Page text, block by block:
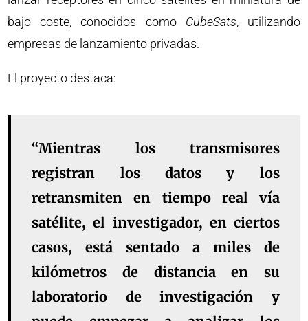
bajo coste, conocidos como CubeSats, utilizando
empresas de lanzamiento privadas.
El proyecto destaca:
“Mientras los transmisores
registran los datos y los
retransmiten en tiempo real vía
satélite, el investigador, en ciertos
casos, está sentado a miles de
kilómetros de distancia en su
laboratorio de investigación y